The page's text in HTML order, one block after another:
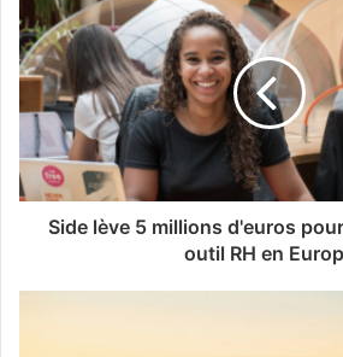
Side lève 5 millions d'euros
outil RH en